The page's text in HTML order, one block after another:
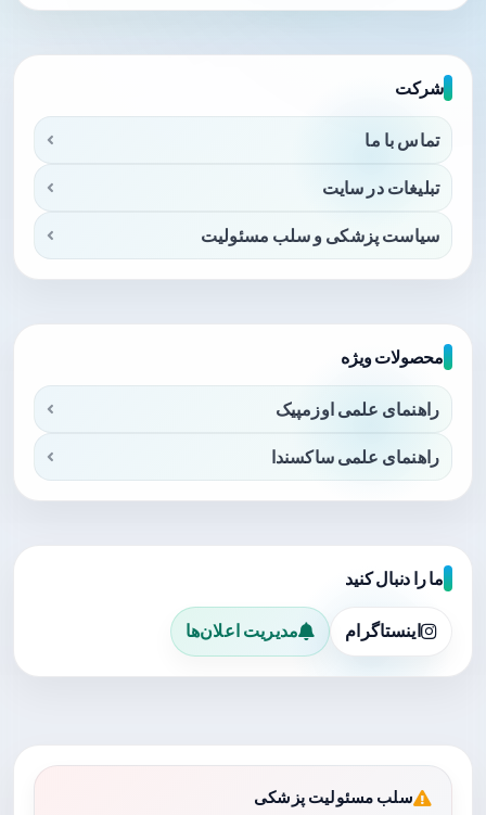
شرکت
تماس با ما
تبلیغات در سایت
سیاست پزشکی و سلب مسئولیت
محصولات ویژه
راهنمای علمی اوزمپیک
راهنمای علمی ساکسندا
ما را دنبال کنید
اینستاگرام مدیریت اعلان‌ها
سلب مسئولیت پزشکی